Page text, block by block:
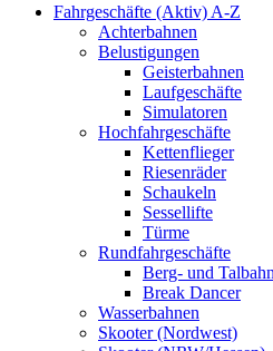
Fahrgeschäfte (Aktiv) A-Z
Achterbahnen
Belustigungen
Geisterbahnen
Laufgeschäfte
Simulatoren
Hochfahrgeschäfte
Kettenflieger
Riesenräder
Schaukeln
Sessellifte
Türme
Rundfahrgeschäfte
Berg- und
Break Dancer
Wasserbahnen
Skooter (Nordwest)